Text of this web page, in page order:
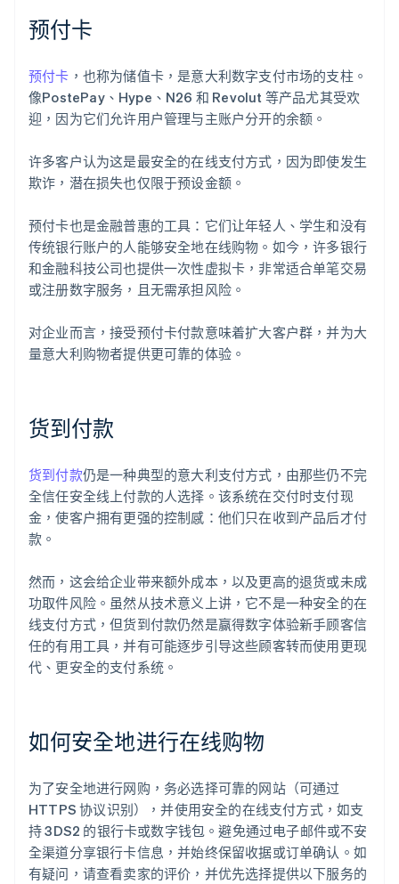
预付卡
预付卡 ，也称为储值卡，是意大利数字支付市场的支柱。
像PostePay、Hype、N26 和 Revolut 等产品尤其受欢
迎，因为它们允许用户管理与主账户分开的余额。
许多客户认为这是最安全的在线支付方式，因为即使发生
欺诈，潜在损失也仅限于预设金额。
预付卡也是金融普惠的工具：它们让年轻人、学生和没有
传统银行账户的人能够安全地在线购物。如今，许多银行
和金融科技公司也提供一次性虚拟卡，非常适合单笔交易
或注册数字服务，且无需承担风险。
对企业而言，接受预付卡付款意味着扩大客户群，并为大
量意大利购物者提供更可靠的体验。
货到付款
货到付款仍是一种典型的意大利支付方式，由那些仍不完
全信任安全线上付款的人选择。该系统在交付时支付现
金，使客户拥有更强的控制感：他们只在收到产品后才付
款。
然而，这会给企业带来额外成本，以及更高的退货或未成
功取件风险。虽然从技术意义上讲，它不是一种安全的在
线支付方式，但货到付款仍然是赢得数字体验新手顾客信
任的有用工具，并有可能逐步引导这些顾客转而使用更现
代、更安全的支付系统。
如何安全地进行在线购物
为了安全地进行网购，务必选择可靠的网站（可通过
HTTPS 协议识别），并使用安全的在线支付方式，如支
持 3DS2 的银行卡或数字钱包。避免通过电子邮件或不安
全渠道分享银行卡信息，并始终保留收据或订单确认。如
有疑问，请查看卖家的评价，并优先选择提供以下服务的